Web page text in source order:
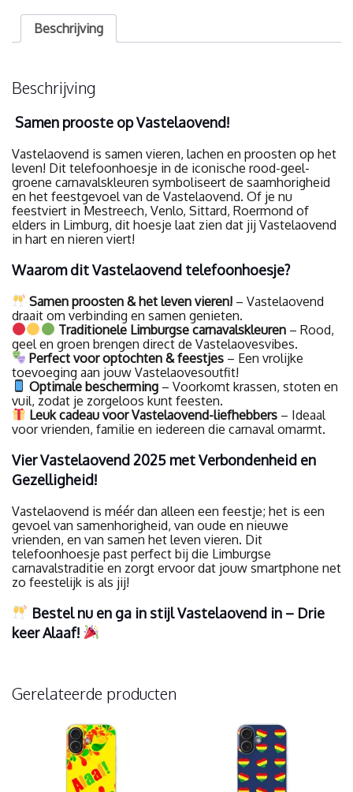
Beschrijving
Beschrijving
Samen prooste op Vastelaovend!
Vastelaovend is samen vieren, lachen en proosten op het
leven! Dit telefoonhoesje in de iconische rood-geel-
groene carnavalskleuren symboliseert de saamhorigheid
en het feestgevoel van de Vastelaovend. Of je nu
feestviert in Mestreech, Venlo, Sittard, Roermond of
elders in Limburg, dit hoesje laat zien dat jij Vastelaovend
in hart en nieren viert!
Waarom dit Vastelaovend telefoonhoesje?
Samen proosten & het leven vieren! – Vastelaovend
draait om verbinding en samen genieten.
Traditionele Limburgse carnavalskleuren– Rood,
geel en groen brengen direct de Vastelaovesvibes.
Perfect voor optochten & feestjes – Een vrolijke
toevoeging aan jouw Vastelaovesoutfit!
Optimale bescherming – Voorkomt krassen, stoten en
vuil, zodat je zorgeloos kunt feesten.
Leuk cadeau voor Vastelaovend-liefhebbers – Ideaal
voor vrienden, familie en iedereen die carnaval omarmt.
Vier Vastelaovend 2025 met Verbondenheid en
Gezelligheid!
Vastelaovend is méér dan alleen een feestje; het is een
gevoel van samenhorigheid, van oude en nieuwe
vrienden, en van samen het leven vieren. Dit
telefoonhoesje past perfect bij die Limburgse
carnavalstraditie en zorgt ervoor dat jouw smartphone net
zo feestelijk is als jij!
Bestel nu en ga in stijl Vastelaovend in – Drie
keer Alaaf!
Gerelateerde producten